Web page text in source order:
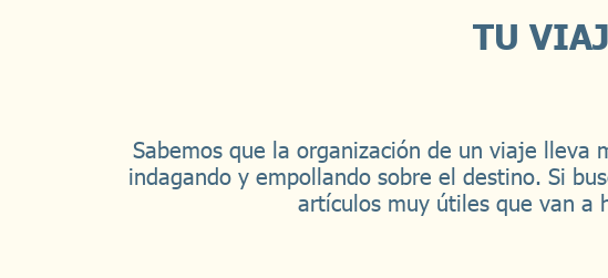
TU
Sabemos que la organización de un viaje lleva
indagando y empollando sobre el destino. Si
artículos muy útiles que van a